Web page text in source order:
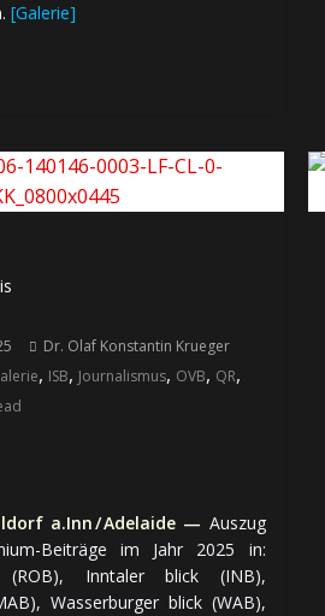
[Galerie]
Dr. Olaf Konstantin Krueger
, ISB, Journalismus, OVB, QR,
a.Inn / Adelaide — Auszug
Beiträge im Jahr 2025 in:
(ROB), Inntaler blick (INB),
Wasserburger blick (WAB),